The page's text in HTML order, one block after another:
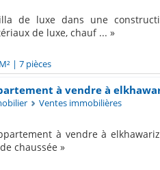
de luxe dans une
de luxe, chauf ...
| 7 pièces
à vendre à
Ventes immobilières
à vendre à
chaussée